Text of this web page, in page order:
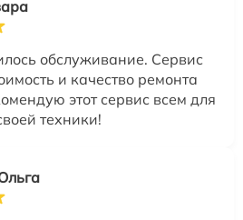
обслуживание. Сервис
и качество ремонта
этот сервис всем для
техники!